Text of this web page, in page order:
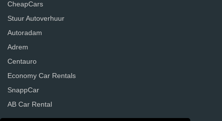
CheapCars
Stuur Autoverhuur
Autoradam
Adrem
Centauro
Economy Car Rentals
SnappCar
AB Car Rental